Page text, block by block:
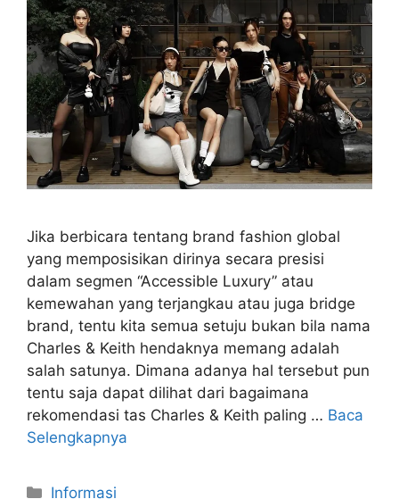
Jika berbicara tentang brand fashion global
yang memposisikan dirinya secara presisi
dalam segmen “Accessible Luxury” atau
kemewahan yang terjangkau atau juga bridge
brand, tentu kita semua setuju bukan bila nama
Charles & Keith hendaknya memang adalah
salah satunya. Dimana adanya hal tersebut pun
tentu saja dapat dilihat dari bagaimana
rekomendasi tas Charles & Keith paling … Baca
Selengkapnya
Kategori
Informasi